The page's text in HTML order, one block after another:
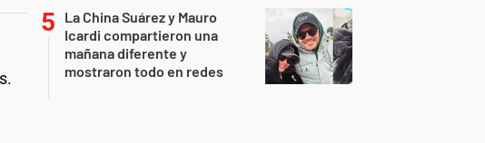
La China Suárez y Mauro
Icardi compartieron una
mañana diferente y
mostraron todo en redes